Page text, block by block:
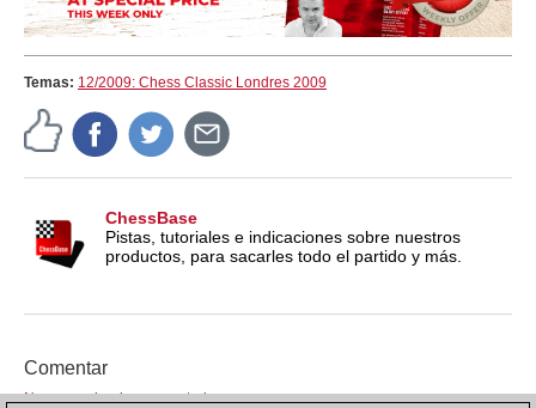
Temas: 12/2009: Chess Classic Londres 2009
ChessBase
Pistas, tutoriales e indicaciones sobre nuestros
productos, para sacarles todo el partido y más.
Comentar
Normas sobre los comentarios